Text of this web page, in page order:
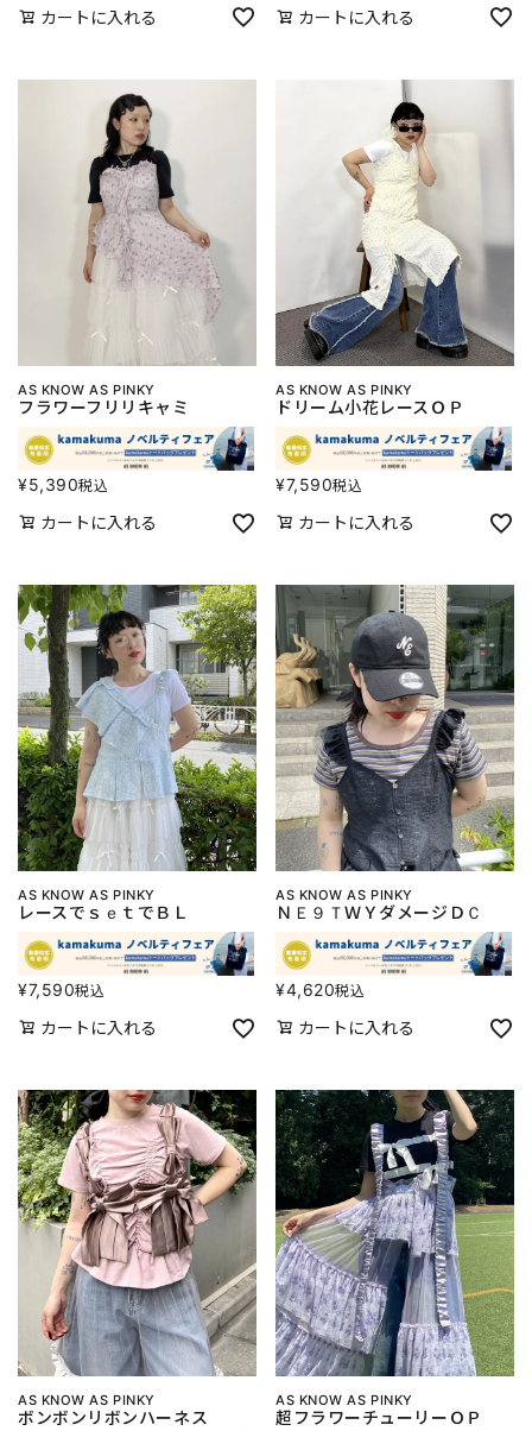
カートに入れる カートに入れる
AS KNOW AS PINKY
フラワーフリリキャミ
¥5,390税込
カートに入れる
AS KNOW AS PINKY
ドリーム小花レースＯＰ
¥7,590税込
カートに入れる
AS KNOW AS PINKY
レースでｓｅｔでＢＬ
¥7,590税込
カートに入れる
AS KNOW AS PINKY
ＮＥ９ＴＷＹダメージＤＣ
¥4,620税込
カートに入れる
AS KNOW AS PINKY
ボンボンリボンハーネス
AS KNOW AS PINKY
超フラワーチューリーＯＰ